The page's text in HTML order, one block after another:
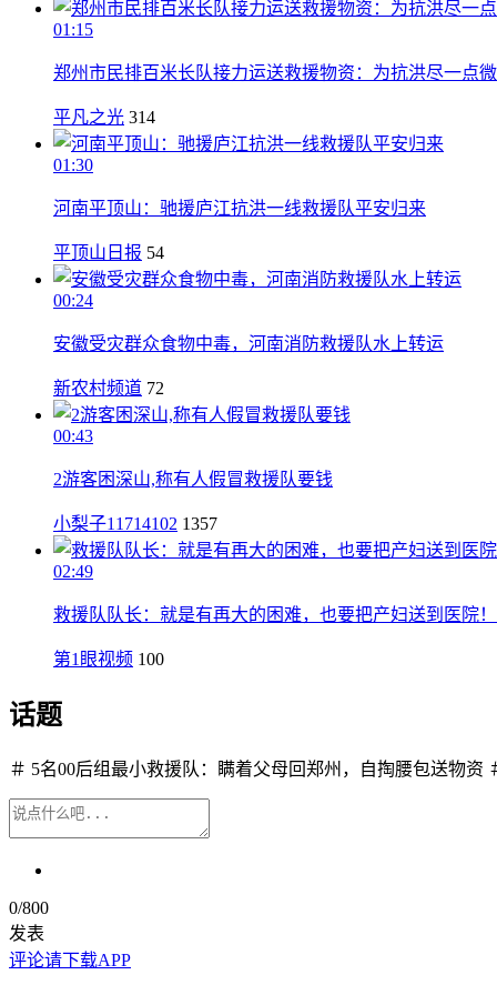
01:15
郑州市民排百米长队接力运送救援物资：为抗洪尽一点
平凡之光 314
01:30
河南平顶山：驰援庐江抗洪一线救援队平安归来
平顶山日报 54
00:24
安徽受灾群众食物中毒，河南消防救援队水上转运
新农村频道 72
00:43
2游客困深山,称有人假冒救援队要钱
小梨子11714102 1357
02:49
救援队队长：就是有再大的困难，也要把产妇送到医院！
第1眼视频 100
话题
＃ 5名00后组最小救援队：瞒着父母回郑州，自掏腰包送物资
0/800
发表
评论请下载APP